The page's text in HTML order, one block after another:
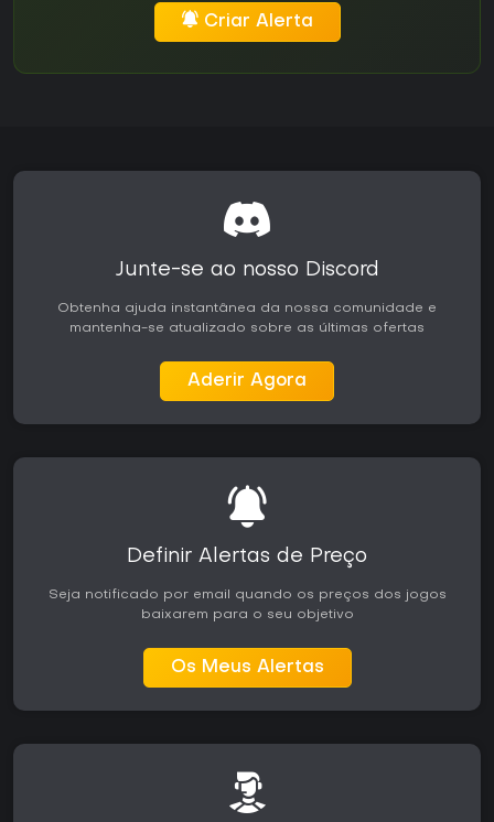
Criar Alerta
Junte-se ao nosso Discord
Obtenha ajuda instantânea da nossa comunidade e
mantenha-se atualizado sobre as últimas ofertas
Aderir Agora
Definir Alertas de Preço
Seja notificado por email quando os preços dos jogos
baixarem para o seu objetivo
Os Meus Alertas